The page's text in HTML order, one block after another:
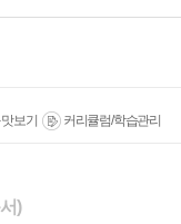
보기 커리큘럼/학습관리
)